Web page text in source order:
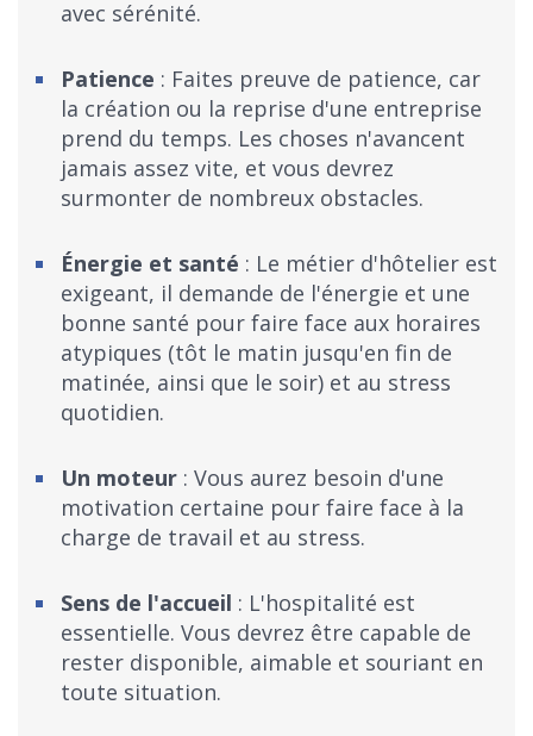
avec sérénité.
Patience : Faites preuve de patience, car
la création ou la reprise d'une entreprise
prend du temps. Les choses n'avancent
jamais assez vite, et vous devrez
surmonter de nombreux obstacles.
Énergie et santé : Le métier d'hôtelier est
exigeant, il demande de l'énergie et une
bonne santé pour faire face aux horaires
atypiques (tôt le matin jusqu'en fin de
matinée, ainsi que le soir) et au stress
quotidien.
Un moteur : Vous aurez besoin d'une
motivation certaine pour faire face à la
charge de travail et au stress.
Sens de l'accueil : L'hospitalité est
essentielle. Vous devrez être capable de
rester disponible, aimable et souriant en
toute situation.